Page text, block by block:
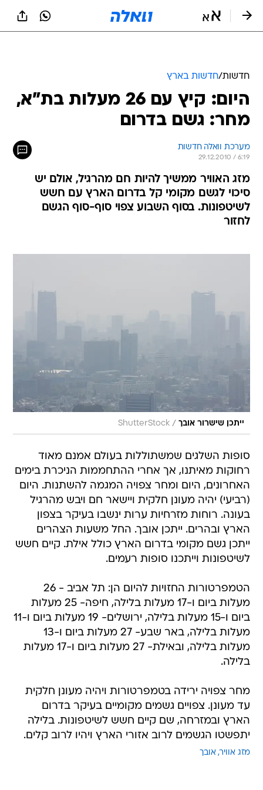
חדשות/חדשות בארץ
היום: קיץ עם 26 מעלות בת"א,
מחר: גשם בדרום
מערכת וואלה חדשות
29.12.2010 / 6:19
מזג האוויר ממשיך להיות חם מהרגיל, אולם יש
סיכוי לגשם מקומי קל בדרום הארץ עם חשש
לשיטפונות. בסוף השבוע צפוי סוף-סוף הגשם
לחזור
ייתכן שישרור אובך /
ShutterStock
סופות השלגים שמשתוללות בעולם אמנם מאוד
רחוקות מאיתנו, אך אחרי ההתחממות הניכרת בימים
האחרונים, היום ומחר צפויה המגמה להשתנות. היום
(רביעי) יהיה מעונן חלקית ויישאר חם ויבש מהרגיל
בעונה. רוחות מזרחיות ערות ינשבו בעיקר בצפון
הארץ ובהרים. ייתכן אובך. החל משעות הצהרים
ייתכן גשם מקומי בדרום הארץ כולל אילת. קיים חשש
לשיטפונות וייתכנו סופות רעמים.
הטמפרטורות החזויות להיום הן: תל אביב - 26
מעלות ביום ו-17 מעלות בלילה, חיפה- 25 מעלות
ביום ו-15 מעלות בלילה, ירושלים- 19 מעלות ביום ו-11
מעלות בלילה, באר שבע- 27 מעלות ביום ו-13
מעלות בלילה, ובאילת- 27 מעלות ביום ו-17 מעלות
בלילה.
מחר צפויה ירידה בטמפרטורות ויהיה מעונן חלקית
עד מעונן. צפויים גשמים מקומיים בעיקר בדרום
הארץ ובמזרחה, שם קיים חשש לשיטפונות. בלילה
יתפשטו הגשמים לרוב אזורי הארץ ויהיו לרוב קלים.
מזג אוויר אובך